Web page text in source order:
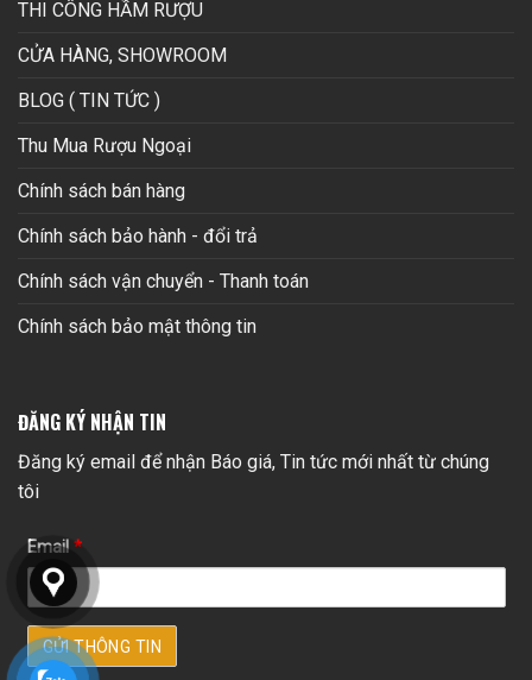
THI CÔNG HẦM RƯỢU
CỬA HÀNG, SHOWROOM
BLOG ( TIN TỨC )
Thu Mua Rượu Ngoại
Chính sách bán hàng
Chính sách bảo hành - đổi trả
Chính sách vận chuyển - Thanh toán
Chính sách bảo mật thông tin
ĐĂNG KÝ NHẬN TIN
Đăng ký email để nhận Báo giá, Tin tức mới nhất từ chúng
tôi
Email *